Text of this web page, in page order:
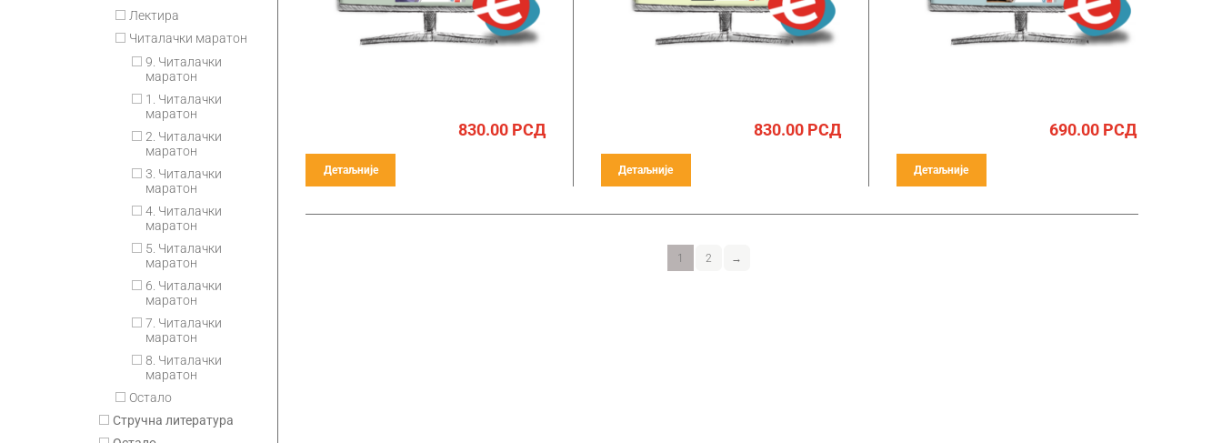
Лектира
Читалачки маратон
9. Читалачки
маратон
1. Читалачки
маратон
2. Читалачки
маратон
3. Читалачки
маратон
4. Читалачки
маратон
5. Читалачки
маратон
6. Читалачки
маратон
7. Читалачки
маратон
8. Читалачки
маратон
Остало
Стручна литература
830.00РСД
Детаљније
830.00РСД
Детаљније
690.00РСД
Детаљније
1 2 →